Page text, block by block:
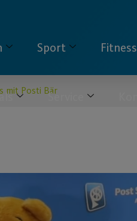
Sport Fitness
Service
mit Posti Bär